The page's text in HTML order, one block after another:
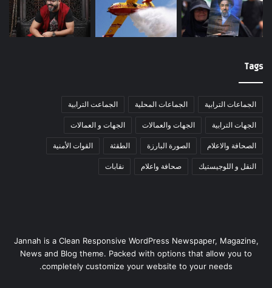
Tags
الجماعات الترابية الجماعات المحلية الجماعت الترابية
الجهات الترابية الجهات والعمالات الجهات و العمالات
الصحافة والاعلام الصورة البارزة الطقثة القوات الأمنية
النقل و اللوجيستيك صحافة واعلام نقابات
Jannah is a Clean Responsive WordPress Newspaper, Magazine,
News and Blog theme. Packed with options that allow you to
completely customize your website to your needs.